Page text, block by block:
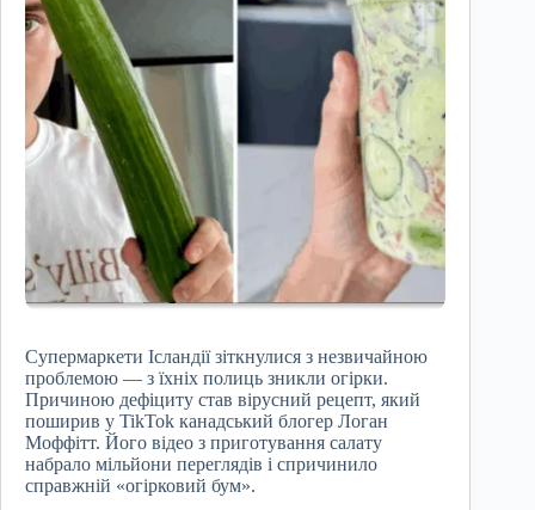
Супермаркети Ісландії зіткнулися з незвичайною
проблемою — з їхніх полиць зникли огірки.
Причиною дефіциту став вірусний рецепт, який
поширив у TikTok канадський блогер Логан
Моффітт. Його відео з приготування салату
набрало мільйони переглядів і спричинило
справжній «огірковий бум».